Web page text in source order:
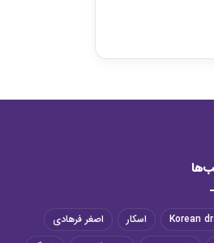
Korean اسکار
اصغر فرهادی